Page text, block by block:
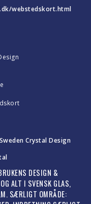
webstedskort.html
DESIGN &
ALT I SVENSK GLAS,
SÆRLIGT OMRÅDE: